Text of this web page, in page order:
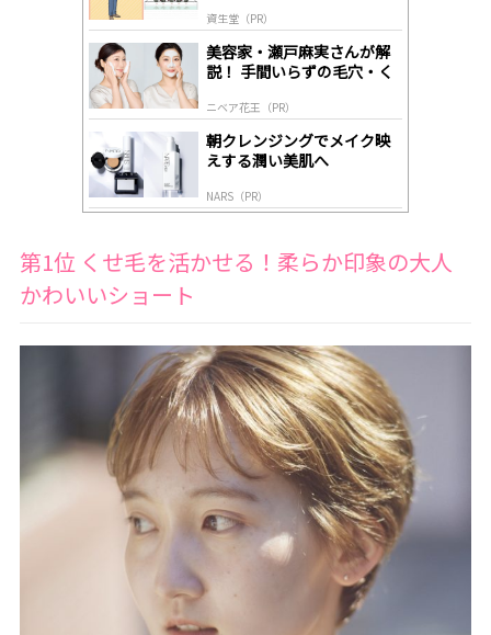
資生堂（PR）
美容家・瀬戸麻実さんが解
説！ 手間いらずの毛穴・く
ニベア花王（PR）
朝クレンジングでメイク映
えする潤い美肌へ
NARS（PR）
第1位 くせ毛を活かせる！柔らか印象の大人
かわいいショート